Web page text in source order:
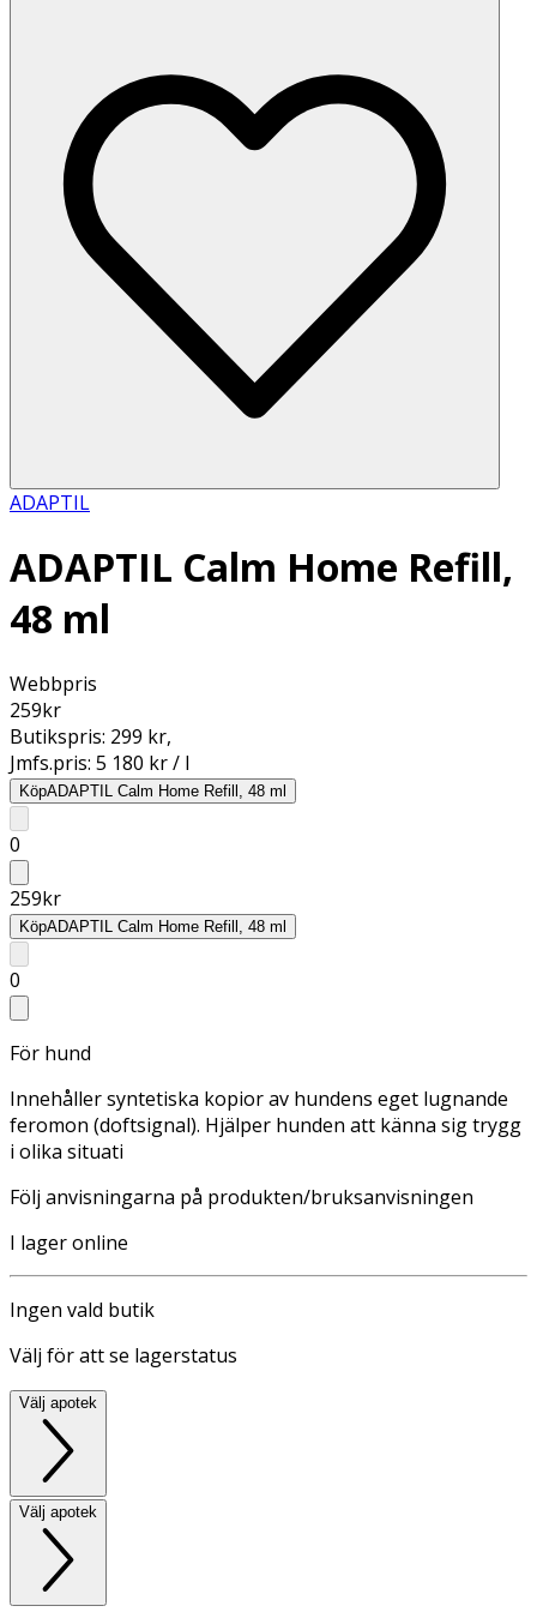
ADAPTIL
ADAPTIL Calm Home Refill,
48 ml
Webbpris
259kr
Butikspris: 299 kr,
Jmfs.pris: 5 180 kr / l
KöpADAPTIL Calm Home Refill, 48 ml
0
259kr
KöpADAPTIL Calm Home Refill, 48 ml
0
För hund
Innehåller syntetiska kopior av hundens eget lugnande
feromon (doftsignal). Hjälper hunden att känna sig trygg
i olika situati
Följ anvisningarna på produkten/bruksanvisningen
I lager online
Ingen vald butik
Välj för att se lagerstatus
Välj apotek
Välj apotek